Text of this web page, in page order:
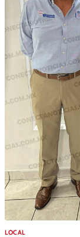
LOCAL